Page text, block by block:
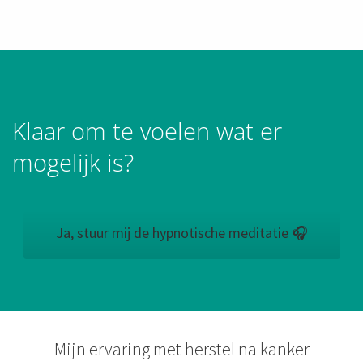
Klaar om te voelen wat er
mogelijk is?
Ja, stuur mij de hypnotische meditatie 🎧
Mijn ervaring met herstel na kanker